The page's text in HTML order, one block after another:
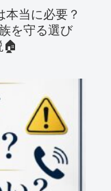
本当に必要？
を守る選び
🏠